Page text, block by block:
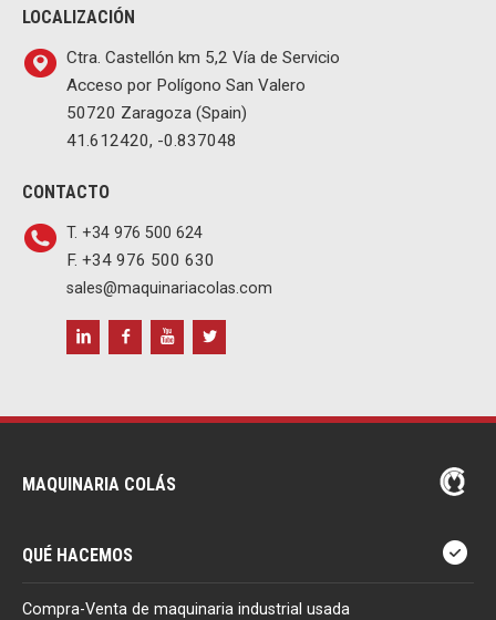
LOCALIZACIÓN
Ctra. Castellón km 5,2 Vía de Servicio
Acceso por Polígono San Valero
50720 Zaragoza (Spain)
41.612420, -0.837048
CONTACTO
T. +34 976 500 624
F. +34 976 500 630
sales@maquinariacolas.com
MAQUINARIA COLÁS
QUÉ HACEMOS
Compra-Venta de maquinaria industrial usada